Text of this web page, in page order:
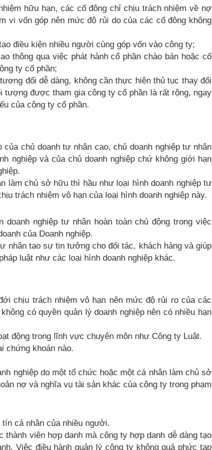
hữu hạn, các cổ đông chỉ chịu trách nhiệm về nợ
vi vốn góp nên mức độ rủi do của các cổ đông không
điều kiện nhiều người cùng góp vốn vào công ty;
thông qua việc phát hành cổ phần chào bán hoặc cổ
ty cổ phần;
đối dễ dàng, không cần thực hiện thủ tục thay đổi
được tham gia công ty cổ phần là rất rộng, ngay
của công ty cổ phần.
chủ doanh tư nhân cao, chủ doanh nghiệp tư nhân
nghiệp và của chủ doanh nghiệp chứ không giới hạn
làm chủ sở hữu thì hầu như loại hình doanh nghiệp tư
trách nhiệm vô hạn của loại hình doanh nghiệp này.
nghiệp tư nhân hoàn toàn chủ động trong việc
của Doanh nghiệp.
nhân tạo sự tin tưởng cho đối tác, khách hàng và giúp
luật như các loại hình doanh nghiệp khác.
chịu trách nhiệm vô hạn nên mức độ rủi ro của các
có quyền quản lý doanh nghiệp nên có nhiều hạn
động trong lĩnh vực chuyên môn như Công ty Luật.
chứng khoán nào.
nghiệp do một tổ chức hoặc một cá nhân làm chủ sở
nợ và nghĩa vụ tài sản khác của công ty trong phạm
cá nhân của nhiều người.
viên hợp danh mà công ty hợp danh dễ dàng tạo
Việc điều hành quản lý công ty không quá phức tạp